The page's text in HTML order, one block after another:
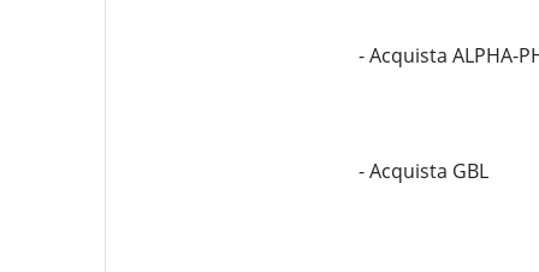
- Acquista ALPHA-
- Acquista GBL